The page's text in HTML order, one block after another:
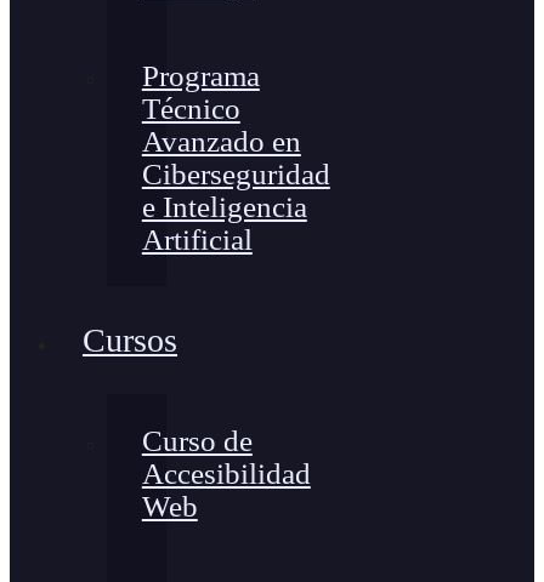
Programa
Técnico
Avanzado en
Ciberseguridad
e Inteligencia
Artificial
Cursos
Curso de
Accesibilidad
Web